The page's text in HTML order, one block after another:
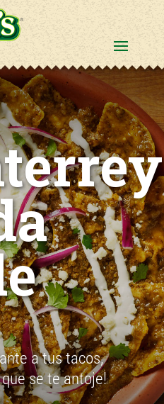
a tus tacos,
se te antoje!